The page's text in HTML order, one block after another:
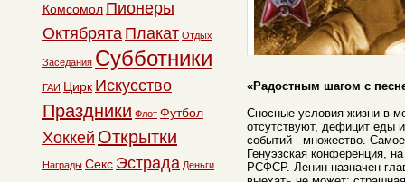
«Радостным шагом с
Сносные условия жизни в
отсутствуют, дефицит еды
событий - множество.
Генуэзская конференция,
РСФСР. Ленин назначен
Комсомол Пионеры
Октябрята Плакат Отдых
Заседания Субботники
ГАИ Цирк Искусство
Праздники Флот Футбол
Хоккей Открытки
Награды Секс Эстрада Деньги